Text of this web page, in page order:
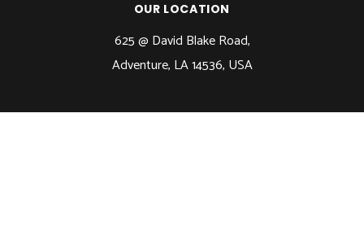
OUR LOCATION
625 @ David Blake Road,
Adventure, LA 14536, USA